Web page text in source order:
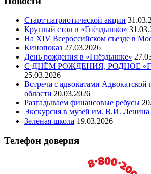
Старт патриотической акции
Круглый стол в «Гнёздышко»
На XIV Всероссийском съезде в
Кинопоказ 27.03.2026
День рождения в «Гнёздышке»
С ДНЁМ РОЖДЕНИЯ, РОДНОЕ
25.03.2026
Встреча с адвокатами Адвокатской
области 20.03.2026
Разгадываем финансовые ребусы
Экскурсия в музей им. В.И. Ленина
Зелёная школа 19.03.2026
Телефон доверия